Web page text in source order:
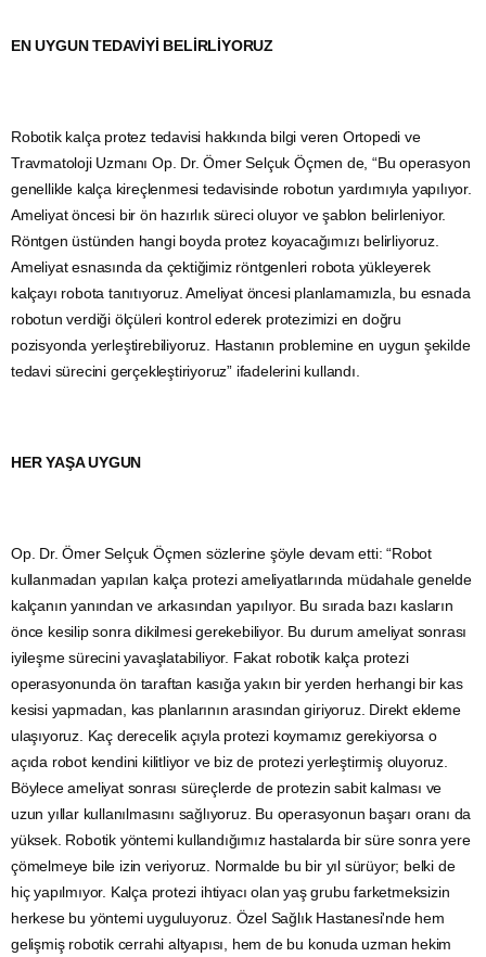
EN UYGUN TEDAVİYİ BELİRLİYORUZ
Robotik kalça protez tedavisi hakkında bilgi veren Ortopedi ve
Travmatoloji Uzmanı Op. Dr. Ömer Selçuk Öçmen de, “Bu operasyon
genellikle kalça kireçlenmesi tedavisinde robotun yardımıyla yapılıyor.
Ameliyat öncesi bir ön hazırlık süreci oluyor ve şablon belirleniyor.
Röntgen üstünden hangi boyda protez koyacağımızı belirliyoruz.
Ameliyat esnasında da çektiğimiz röntgenleri robota yükleyerek
kalçayı robota tanıtıyoruz. Ameliyat öncesi planlamamızla, bu esnada
robotun verdiği ölçüleri kontrol ederek protezimizi en doğru
pozisyonda yerleştirebiliyoruz. Hastanın problemine en uygun şekilde
tedavi sürecini gerçekleştiriyoruz” ifadelerini kullandı.
HER YAŞA UYGUN
Op. Dr. Ömer Selçuk Öçmen sözlerine şöyle devam etti: “Robot
kullanmadan yapılan kalça protezi ameliyatlarında müdahale genelde
kalçanın yanından ve arkasından yapılıyor. Bu sırada bazı kasların
önce kesilip sonra dikilmesi gerekebiliyor. Bu durum ameliyat sonrası
iyileşme sürecini yavaşlatabiliyor. Fakat robotik kalça protezi
operasyonunda ön taraftan kasığa yakın bir yerden herhangi bir kas
kesisi yapmadan, kas planlarının arasından giriyoruz. Direkt ekleme
ulaşıyoruz. Kaç derecelik açıyla protezi koymamız gerekiyorsa o
açıda robot kendini kilitliyor ve biz de protezi yerleştirmiş oluyoruz.
Böylece ameliyat sonrası süreçlerde de protezin sabit kalması ve
uzun yıllar kullanılmasını sağlıyoruz. Bu operasyonun başarı oranı da
yüksek. Robotik yöntemi kullandığımız hastalarda bir süre sonra yere
çömelmeye bile izin veriyoruz. Normalde bu bir yıl sürüyor; belki de
hiç yapılmıyor. Kalça protezi ihtiyacı olan yaş grubu farketmeksizin
herkese bu yöntemi uyguluyoruz. Özel Sağlık Hastanesi'nde hem
gelişmiş robotik cerrahi altyapısı, hem de bu konuda uzman hekim